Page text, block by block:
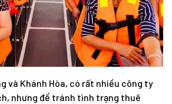
và Khánh Hòa, có rất nhiều công ty
nhưng để tránh tình trạng thuê